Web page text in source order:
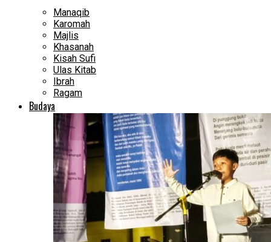
Manaqib
Karomah
Majlis
Khasanah
Kisah Sufi
Ulas Kitab
Ibrah
Ragam
Budaya